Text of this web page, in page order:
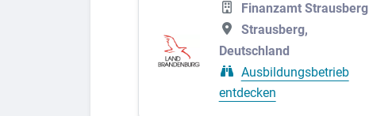
Finanzamt Strausberg
Strausberg,
Deutschland
Ausbildungsbetrieb
entdecken